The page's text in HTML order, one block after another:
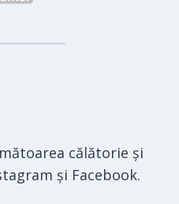
călătorie și
și Facebook.